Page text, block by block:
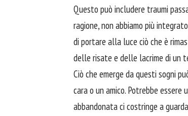
Questo può includere traumi
ragione, non abbiamo più
di portare alla luce ciò che è
delle risate e delle lacrime di un
Ciò che emerge da questi sogni
cara o un amico. Potrebbe
abbandonata ci costringe a